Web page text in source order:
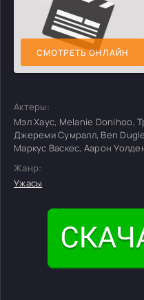
СМОТРЕТЬ ОНЛАЙН
Актеры:
Мэл Хаус, Melanie Donihoo,
Джереми Сумралл, Ben
Маркус Васкес, Аарон
Жанр:
Ужасы